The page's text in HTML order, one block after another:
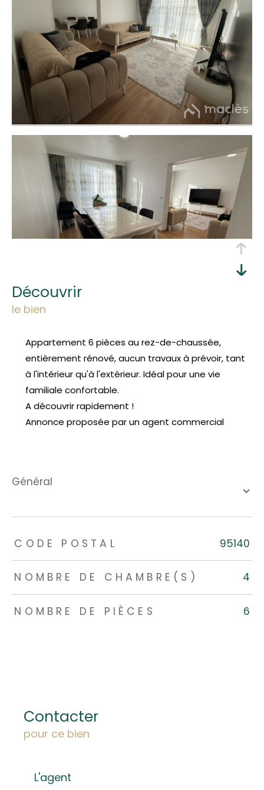
découvrir
le bien
Appartement 6 pièces au rez-de-chaussée,
entièrement rénové, aucun travaux à prévoir, tant
à l'intérieur qu'à l'extérieur. Idéal pour une vie
familiale confortable.
A découvrir rapidement !
Annonce proposée par un agent commercial
général
TRAD_ZEPHYR_Caracteristique TRAD_ZEPHYR_Valeurs
CODE POSTAL 95140
NOMBRE DE CHAMBRE(S) 4
NOMBRE DE PIÈCES 6
Contacter
pour ce bien
L'agent